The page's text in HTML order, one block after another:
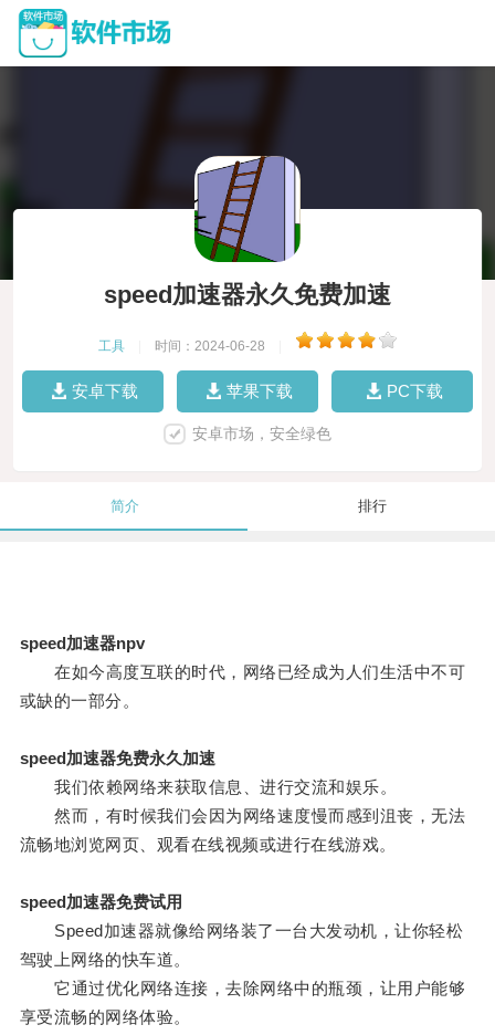
speed加速器永久免费加速
工具 时间：2024-06-28
安卓下载 苹果下载 PC下载
安卓市场，安全绿色
简介 排行
speed加速器npv
在如今高度互联的时代，网络已经成为人们生活中不可
或缺的一部分。
speed加速器免费永久加速
我们依赖网络来获取信息、进行交流和娱乐。
然而，有时候我们会因为网络速度慢而感到沮丧，无法
流畅地浏览网页、观看在线视频或进行在线游戏。
speed加速器免费试用
Speed加速器就像给网络装了一台大发动机，让你轻松
驾驶上网络的快车道。
它通过优化网络连接，去除网络中的瓶颈，让用户能够
享受流畅的网络体验。